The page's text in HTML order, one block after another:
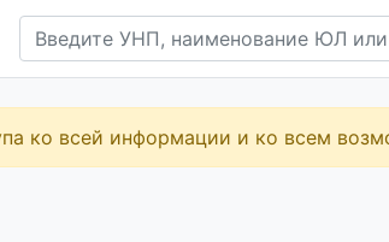
ко всей информации и ко всем